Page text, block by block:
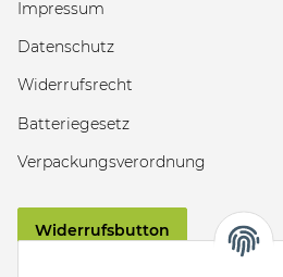
Impressum
Datenschutz
Widerrufsrecht
Batteriegesetz
Verpackungsverordnung
Widerrufsbutton